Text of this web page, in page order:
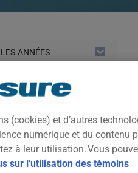
ANNÉES
et d'un design
incarnant le summum de
DES 5
(cookies) et d’autres
numérique et du contenu
à leur utilisation. Vous
sur l'utilisation des témoins